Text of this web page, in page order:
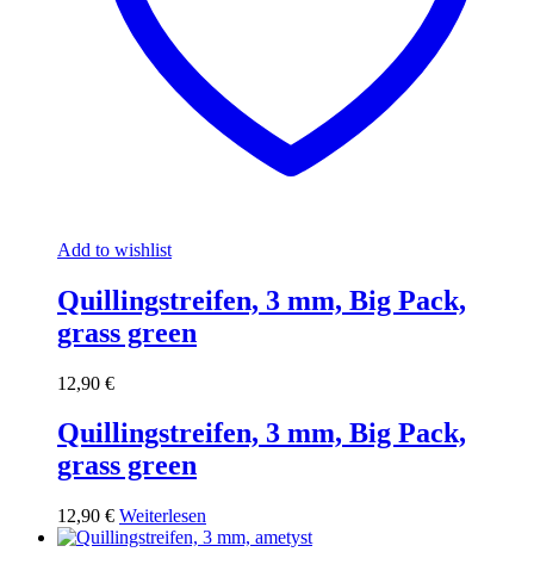
Add to wishlist
Quillingstreifen, 3 mm, Big Pack,
grass green
12,90 €
Quillingstreifen, 3 mm, Big Pack,
grass green
12,90 € Weiterlesen